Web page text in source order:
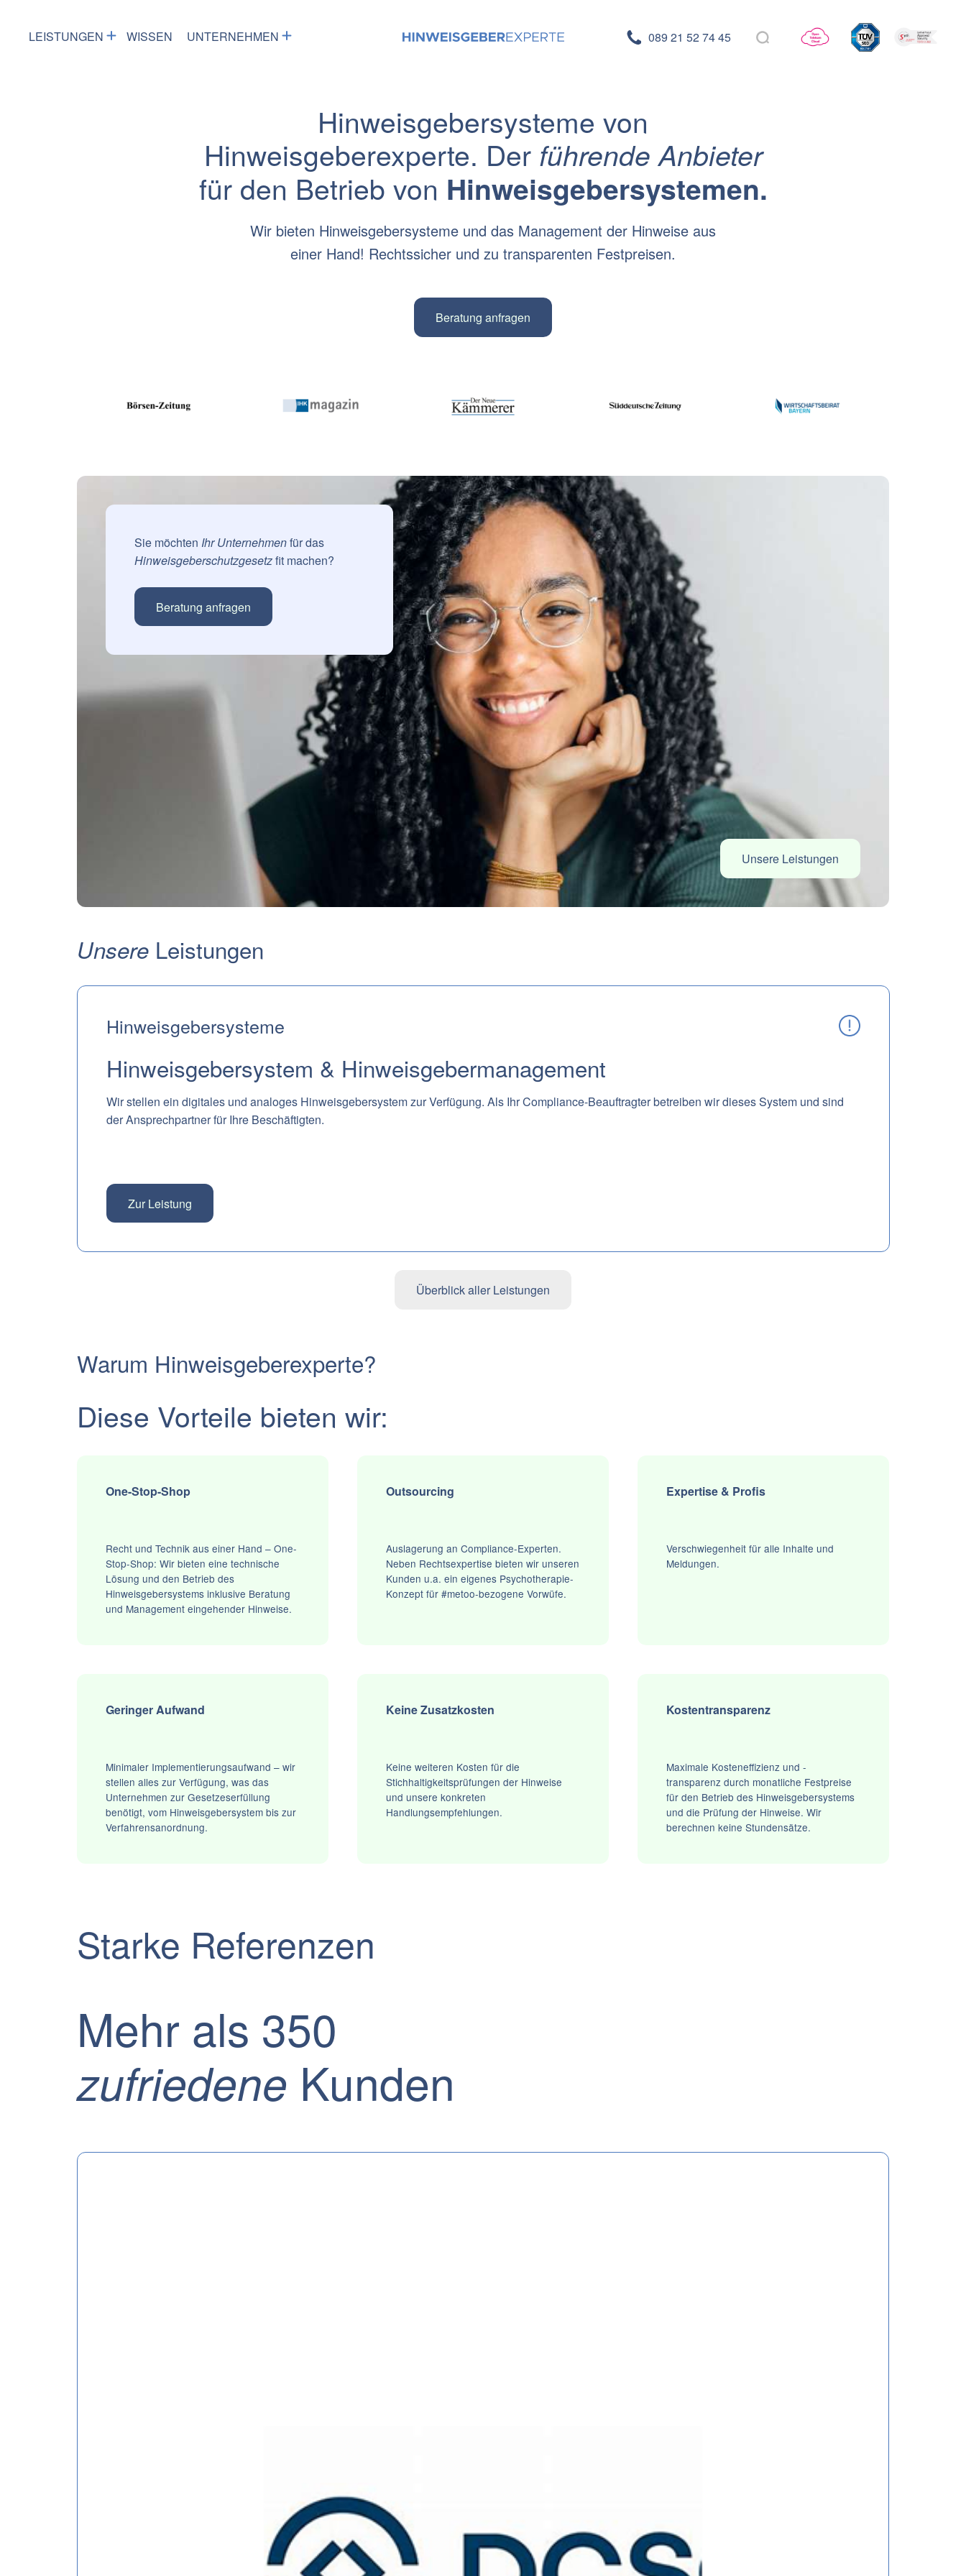
LEISTUNGEN WISSEN UNTERNEHMEN 089 21 52 74 45
Hinweisgebersysteme von
Hinweisgeberexperte. Der führende Anbieter
für den Betrieb von Hinweisgebersystemen.
Wir bieten Hinweisgebersysteme und das Management der Hinweise aus
einer Hand! Rechtssicher und zu transparenten Festpreisen.
Beratung anfragen
Sie möchten Ihr Unternehmenfür das
Hinweisgeberschutzgesetzfit machen?
Beratung anfragen
Unsere Leistungen
Unsere Leistungen
Hinweisgebersysteme
Hinweisgebersystem & Hinweisgebermanagement
Wir stellen ein digitales und analoges Hinweisgebersystem zur Verfügung. Als Ihr Compliance-Beauftragter betreiben wir dieses System und sind
der Ansprechpartner für Ihre Beschäftigten.
Zur Leistung
Überblick aller Leistungen
Warum Hinweisgeberexperte?
Diese Vorteile bieten wir:
One-Stop-Shop
Recht und Technik aus einer Hand – One-
Stop-Shop: Wir bieten eine technische
Lösung und den Betrieb des
Hinweisgebersystems inklusive Beratung
und Management eingehender Hinweise.
Outsourcing
Auslagerung an Compliance-Experten.
Neben Rechtsexpertise bieten wir unseren
Kunden u.a. ein eigenes Psychotherapie-
Konzept für #metoo-bezogene Vorwüfe.
Expertise & Profis
Verschwiegenheit für alle Inhalte und
Meldungen.
Geringer Aufwand
Minimaler Implementierungsaufwand – wir
stellen alles zur Verfügung, was das
Unternehmen zur Gesetzeserfüllung
benötigt, vom Hinweisgebersystem bis zur
Verfahrensanordnung.
Keine Zusatzkosten
Keine weiteren Kosten für die
Stichhaltigkeitsprüfungen der Hinweise
und unsere konkreten
Handlungsempfehlungen.
Kostentransparenz
Maximale Kosteneffizienz und -
transparenz durch monatliche Festpreise
für den Betrieb des Hinweisgebersystems
und die Prüfung der Hinweise. Wir
berechnen keine Stundensätze.
Starke Referenzen
Mehr als 350
zufriedene Kunden